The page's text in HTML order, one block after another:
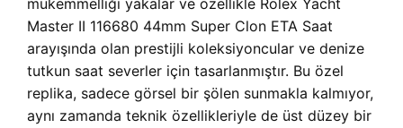
mükemmelliği yakalar ve özellikle Rolex Yacht
Master II 116680 44mm Super Clon ETA Saat
arayışında olan prestijli koleksiyoncular ve denize
tutkun saat severler için tasarlanmıştır. Bu özel
replika, sadece görsel bir şölen sunmakla kalmıyor,
aynı zamanda teknik özellikleriyle de üst düzey bir